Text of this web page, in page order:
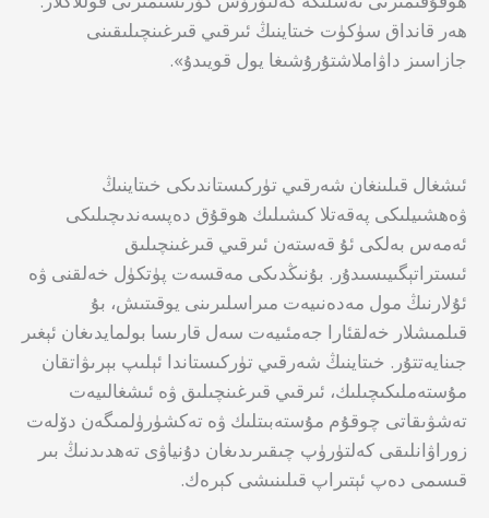
ھەر قانداق سۈكۈت خىتاينىڭ ئىرقىي قىرغىنچىلىقىنى
جازاسىز داۋاملاشتۇرۇشىغا يول قويىدۇ».
ئىشغال قىلىنغان شەرقىي تۈركىستاندىكى خىتاينىڭ
ۋەھشىيلىكى پەقەتلا كىشىلىك ھوقۇق دەپسەندىچىلىكى
ئەمەس بەلكى ئۇ قەستەن ئىرقىي قىرغىنچىلىق
ئىستراتېگىيىسىدۇر. بۇنىڭدىكى مەقسەت پۈتكۈل خەلقنى ۋە
ئۇلارنىڭ مول مەدەنىيەت مىراسلىرىنى يوقىتىش، بۇ
قىلمىشلار خەلقئارا جەمئىيەت سەل قارىسا بولمايدىغان ئېغىر
جىنايەتتۇر. خىتاينىڭ شەرقىي تۈركىستاندا ئېلىپ بېرىۋاتقان
مۇستەملىكىچىلىك، ئىرقىي قىرغىنچىلىق ۋە ئىشغالىيەت
تەشۋىقاتى چوقۇم مۇستەبىتلىك ۋە تەكشۈرۈلمىگەن دۆلەت
زوراۋانلىقى كەلتۈرۈپ چىقىرىدىغان دۇنياۋى تەھدىدنىڭ بىر
قىسمى دەپ ئېتىراپ قىلىنىشى كېرەك.